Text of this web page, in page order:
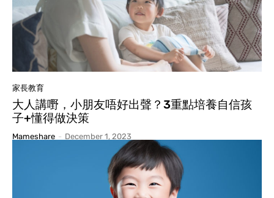
家長教育
大人講嘢，小朋友唔好出聲？3重點培養自信孩
子+懂得做決策
Mameshare - December 1, 2023